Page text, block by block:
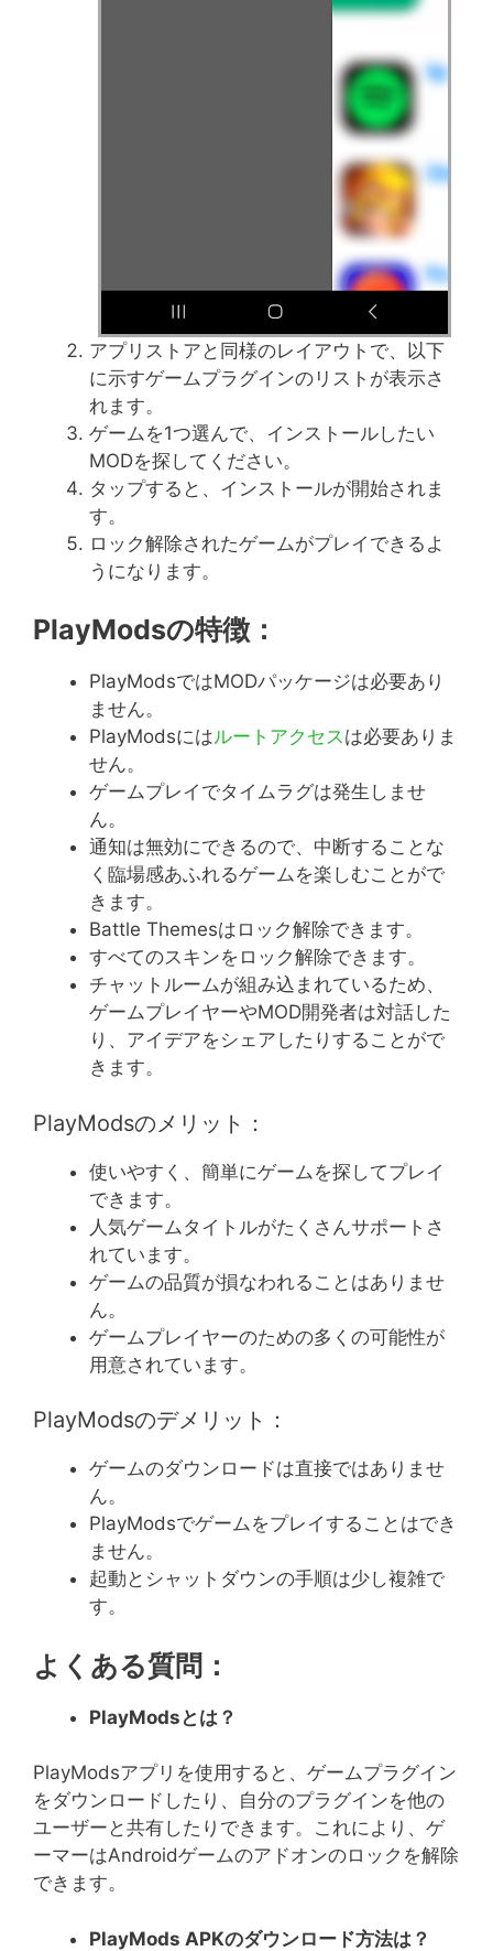
アプリストアと同様のレイアウトで、以下
に示すゲームプラグインのリストが表示さ
れます。
ゲームを1つ選んで、インストールしたい
MODを探してください。
タップすると、インストールが開始されま
す。
ロック解除されたゲームがプレイできるよ
うになります。
PlayModsの特徴：
PlayModsではMODパッケージは必要あり
ません。
PlayModsにはルートアクセスは必要ありま
せん。
ゲームプレイでタイムラグは発生しませ
ん。
通知は無効にできるので、中断することな
く臨場感あふれるゲームを楽しむことがで
きます。
Battle Themesはロック解除できます。
すべてのスキンをロック解除できます。
チャットルームが組み込まれているため、
ゲームプレイヤーやMOD開発者は対話した
り、アイデアをシェアしたりすることがで
きます。
PlayModsのメリット：
使いやすく、簡単にゲームを探してプレイ
できます。
人気ゲームタイトルがたくさんサポートさ
れています。
ゲームの品質が損なわれることはありませ
ん。
ゲームプレイヤーのための多くの可能性が
用意されています。
PlayModsのデメリット：
ゲームのダウンロードは直接ではありませ
ん。
PlayModsでゲームをプレイすることはでき
ません。
起動とシャットダウンの手順は少し複雑で
す。
よくある質問：
PlayMods とは？
PlayModsアプリを使用すると、ゲームプラグイン
をダウンロードしたり、自分のプラグインを他の
ユーザーと共有したりできます。これにより、ゲ
ーマーはAndroidゲームのアドオンのロックを解除
できます。
PlayMods APKのダウンロード方法は？